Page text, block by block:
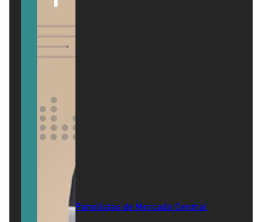
Panelistas de Mercado Central